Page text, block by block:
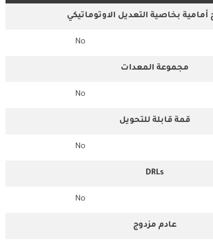
بخاصية التعديل الاوتوماتيكي
No
مجموعة المعدات
No
قمة قابلة للتحويل
No
DRLs
No
عادم مزدوج